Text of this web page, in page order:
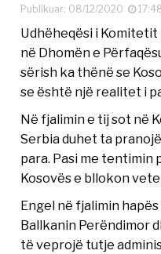
Publikuar: 08/12/2020
Udhëheqësi i
në Dhomën e
sërish ka thënë se
se është një realitet i
Në fjalimin e tij sot në
Serbia duhet ta
para. Pasi me tentimin
Kosovës e bllokon
Engel në fjalimin
Ballkanin Perëndimor
të veprojë tutje